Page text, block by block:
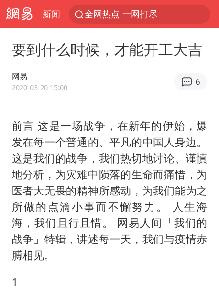
新闻 全网热点 一网打尽
要到什么时候，才能开工大吉
网易
2020-03-20 15:00
6
前言 这是一场战争，在新年的伊始，爆
发在每一个普通的、平凡的中国人身边。
这是我们的战争，我们热切地讨论、谨慎
地分析，为灾难中陨落的生命而痛惜，为
医者大无畏的精神所感动，为我们能为之
所做的点滴小事而不懈努力。 人生海
海，我们且行且惜。 网易人间「我们的
战争」特辑，讲述每一天，我们与疫情赤
膊相见。
1